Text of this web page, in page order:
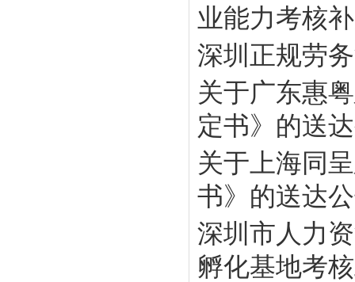
业能力考核
深圳正规劳
关于广东惠
定书》的送
关于上海同
书》的送达
深圳市人力
孵化基地考